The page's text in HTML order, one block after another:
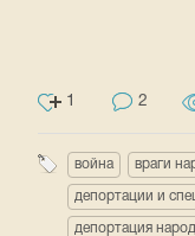
1 2
война враги
депортации и
депортация